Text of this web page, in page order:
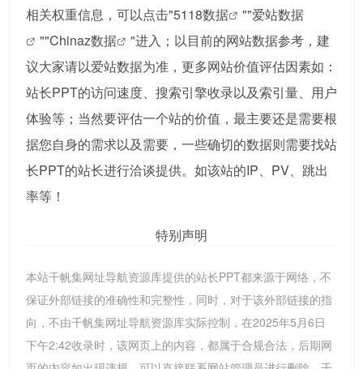
相关权重信息，可以点击"5118数据 ""爱站数据
""Chinaz数据
"进入；以目前的网站数据参考，建
议大家请以爱站数据为准，更多网站价值评估因素如：
站长PPT的访问速度、搜索引擎收录以及索引量、用户
体验等；当然要评估一个站的价值，最主要还是需要根
据您自身的需求以及需要，一些确切的数据则需要找站
长PPT的站长进行洽谈提供。如该站的IP、PV、跳出
率等！
特别声明
本站千帆集网址导航资源库提供的站长PPT都来源于网络，不
保证外部链接的准确性和完整性，同时，对于该外部链接的指
向，不由千帆集网址导航资源库实际控制，在2025年5月6日
下午2:42收录时，该网页上的内容，都属于合规合法，后期网